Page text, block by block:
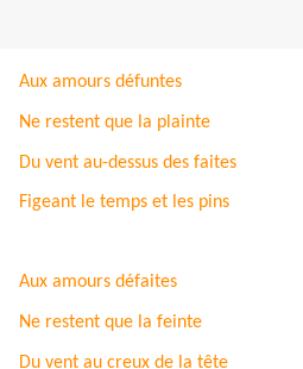
Aux amours défuntes
Ne restent que la plainte
Du vent au-dessus des faites
Figeant le temps et les pins
Aux amours défaites
Ne restent que la feinte
Du vent au creux de la tête